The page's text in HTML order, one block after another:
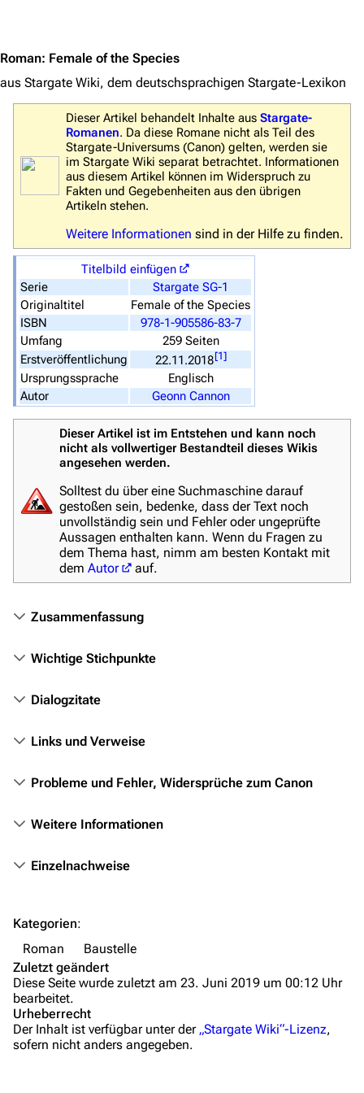
Von A bis Z
Zufälliger Artikel
Spezialseiten
Datei hochladen
Filme und Serien
Überblick
Stargate SG-1
Stargate Atlantis
Stargate Universe
Stargate Origins
Stargate Infinity
Stargate-Romane
Filme
Das Stargate-Universum
Themenportal
Personen
Völker
Orte
Fanprojekte
Kommerzielles
Autorenportal
Themengruppen
Anfragen
Administrations-Übersicht
Vandalismus melden
Roman: Female of the Species
aus Stargate Wiki, dem deutschsprachigen Stargate-Lexikon
Dieser Artikel behandelt Inhalte aus Stargate-
Romanen. Da diese Romane nicht als Teil des
Stargate-Universums (Canon) gelten, werden sie
im Stargate Wiki separat betrachtet. Informationen
aus diesem Artikel können im Widerspruch zu
Fakten und Gegebenheiten aus den übrigen
Artikeln stehen.
Weitere Informationen sind in der Hilfe zu finden.
Titelbild einfügen
Serie
Stargate SG-1
Originaltitel
Female of the Species
ISBN
978-1-905586-83-7
Umfang
259 Seiten
Erstveröffentlichung
22.11.2018[1]
Ursprungssprache
Englisch
Autor
Geonn Cannon
Dieser Artikel ist im Entstehen und kann noch
nicht als vollwertiger Bestandteil dieses Wikis
angesehen werden.
Solltest du über eine Suchmaschine darauf
gestoßen sein, bedenke, dass der Text noch
unvollständig sein und Fehler oder ungeprüfte
Aussagen enthalten kann. Wenn du Fragen zu
dem Thema hast, nimm am besten Kontakt mit
dem Autor auf.
Zusammenfassung
Wichtige Stichpunkte
Dialogzitate
Links und Verweise
Probleme und Fehler, Widersprüche zum Canon
Weitere Informationen
Einzelnachweise
Kategorien:
Roman
Baustelle
Zuletzt geändert
Diese Seite wurde zuletzt am 23. Juni 2019 um 00:12 Uhr
bearbeitet.
Urheberrecht
Der Inhalt ist verfügbar unter der „Stargate Wiki“-Lizenz,
sofern nicht anders angegeben.